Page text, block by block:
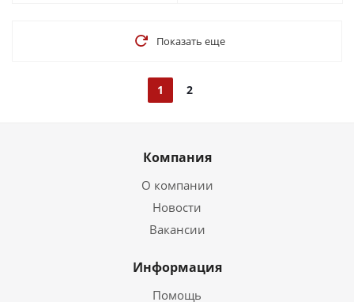
Показать еще
1 2
Компания
О компании
Новости
Вакансии
Информация
Помощь